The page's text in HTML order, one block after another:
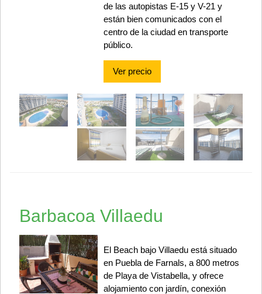
de las autopistas E-15 y V-21 y
están bien comunicados con el
centro de la ciudad en transporte
público.
Ver precio
Barbacoa Villaedu
El Beach bajo Villaedu está situado
en Puebla de Farnals, a 800 metros
de Playa de Vistabella, y ofrece
alojamiento con jardín, conexión